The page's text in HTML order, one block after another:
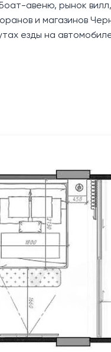
авеню, рынок
и магазинов
езды на